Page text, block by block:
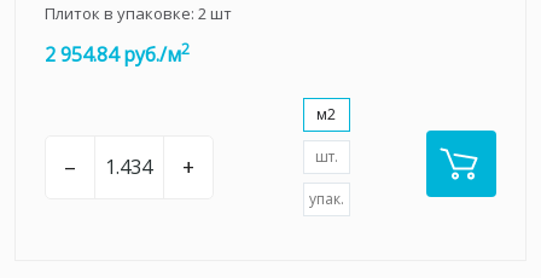
Плиток в упаковке: 2шт
2 954.84 руб./м2
– +
м2
шт.
упак.